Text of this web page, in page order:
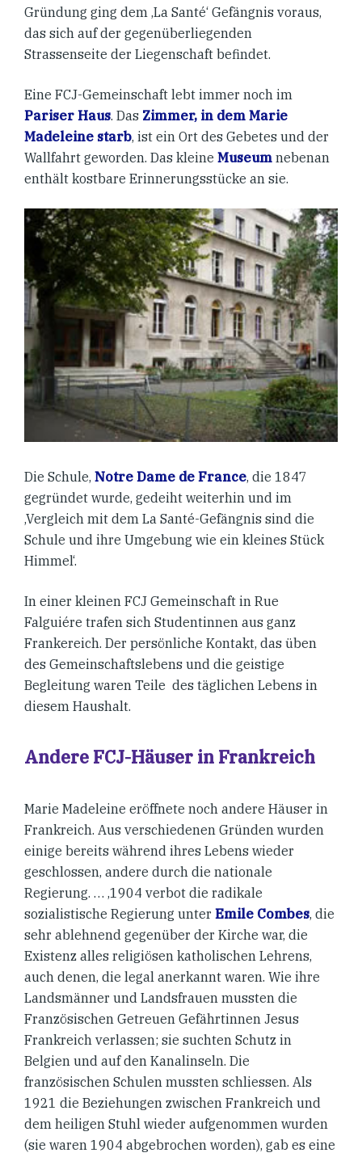
Gründung ging dem ‚La Santé‘ Gefängnis voraus,
das sich auf der gegenüberliegenden
Strassenseite der Liegenschaft befindet.
Eine FCJ-Gemeinschaft lebt immer noch im
Pariser Haus. Das Zimmer, in dem Marie
Madeleine starb, ist ein Ort des Gebetes und der
Wallfahrt geworden. Das kleine Museum nebenan
enthält kostbare Erinnerungsstücke an sie.
Die Schule, Notre Dame de France, die 1847
gegründet wurde, gedeiht weiterhin und im
‚Vergleich mit dem La Santé-Gefängnis sind die
Schule und ihre Umgebung wie ein kleines Stück
Himmel‘.
In einer kleinen FCJ Gemeinschaft in Rue
Falguiére trafen sich Studentinnen aus ganz
Frankereich. Der persönliche Kontakt, das üben
des Gemeinschaftslebens und die geistige
Begleitung waren Teile des täglichen Lebens in
diesem Haushalt.
Andere FCJ-Häuser in Frankreich
Marie Madeleine eröffnete noch andere Häuser in
Frankreich. Aus verschiedenen Gründen wurden
einige bereits während ihres Lebens wieder
geschlossen, andere durch die nationale
Regierung. … ‚1904 verbot die radikale
sozialistische Regierung unter Emile Combes, die
sehr ablehnend gegenüber der Kirche war, die
Existenz alles religiösen katholischen Lehrens,
auch denen, die legal anerkannt waren. Wie ihre
Landsmänner und Landsfrauen mussten die
Französischen Getreuen Gefährtinnen Jesus
Frankreich verlassen; sie suchten Schutz in
Belgien und auf den Kanalinseln. Die
französischen Schulen mussten schliessen. Als
1921 die Beziehungen zwischen Frankreich und
dem heiligen Stuhl wieder aufgenommen wurden
(sie waren 1904 abgebrochen worden), gab es eine